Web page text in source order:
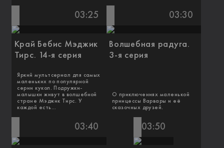
03:25
Край Бебис Мэджик
Тирс. 14-я серия
Яркий мультсериал для самых
маленьких по популярной
серии кукол. Подружки-
малышки живут в волшебной
стране Мэджик Тирс. У
каждой есть...
03:30
Волшебная радуга.
3-я серия
О приключениях маленькой
принцессы Варвары и её
сказочных друзей.
03:40 03:50